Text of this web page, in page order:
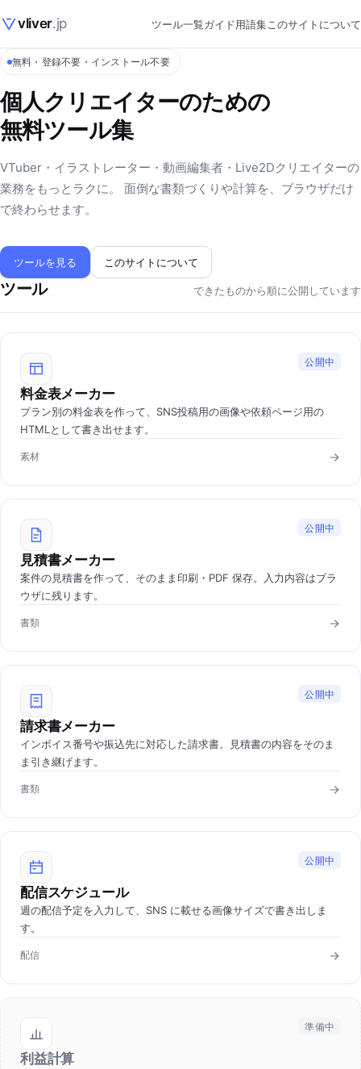
vliver.jp ツール一覧ガイド用語集このサイトについて
無料・登録不要・インストール不要
個人クリエイターのための
無料ツール集
VTuber・イラストレーター・動画編集者・Live2Dクリエイターの
業務をもっとラクに。 面倒な書類づくりや計算を、ブラウザだけ
で終わらせます。
ツールを見る このサイトについて
ツール できたものから順に公開しています
公開中
料金表メーカー
プラン別の料金表を作って、SNS投稿用の画像や依頼ページ用の
HTMLとして書き出せます。
素材
公開中
見積書メーカー
案件の見積書を作って、そのまま印刷・PDF 保存。入力内容はブラ
ウザに残ります。
書類
公開中
請求書メーカー
インボイス番号や振込先に対応した請求書。見積書の内容をそのま
ま引き継げます。
書類
公開中
配信スケジュール
週の配信予定を入力して、SNS に載せる画像サイズで書き出しま
す。
配信
準備中
利益計算